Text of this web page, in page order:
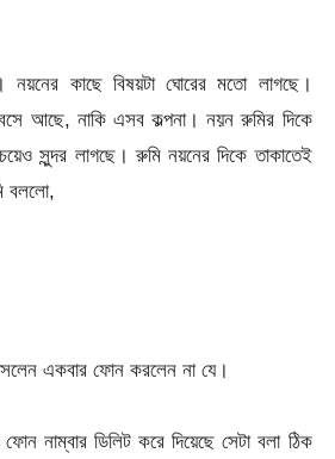
কাছে বিষয়টা ঘোরের মতো লাগছে।
আছে, নাকি এসব কল্পনা। নয়ন রুমির দিকে
সুন্দর লাগছে। রুমি নয়নের দিকে তাকাতেই
বললো,
একবার ফোন করলেন না যে।
নাম্বার ডিলিট করে দিয়েছে সেটা বলা ঠিক